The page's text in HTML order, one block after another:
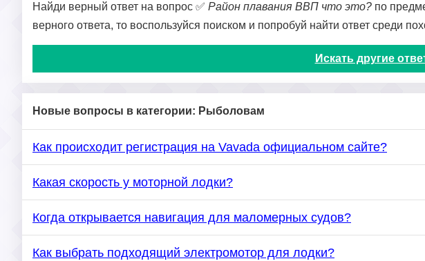
Найди верный ответ на вопрос ✅ Район плавания ВВП что это? по
верного ответа, то воспользуйся поиском и попробуй найти ответ среди
Искать другие
Новые вопросы в категории: Рыболовам
Как происходит регистрация на Vavada официальном сайте?
Какая скорость у моторной лодки?
Когда открывается навигация для маломерных судов?
Как выбрать подходящий электромотор для лодки?